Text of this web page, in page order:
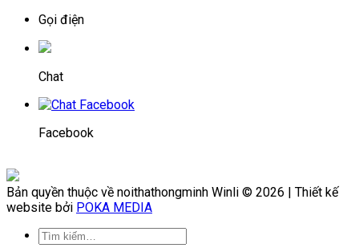
Gọi điện
Chat
Facebook
Bản quyền thuộc về noithathongminh Winli © 2026 | Thiết kế
website bởi POKA MEDIA